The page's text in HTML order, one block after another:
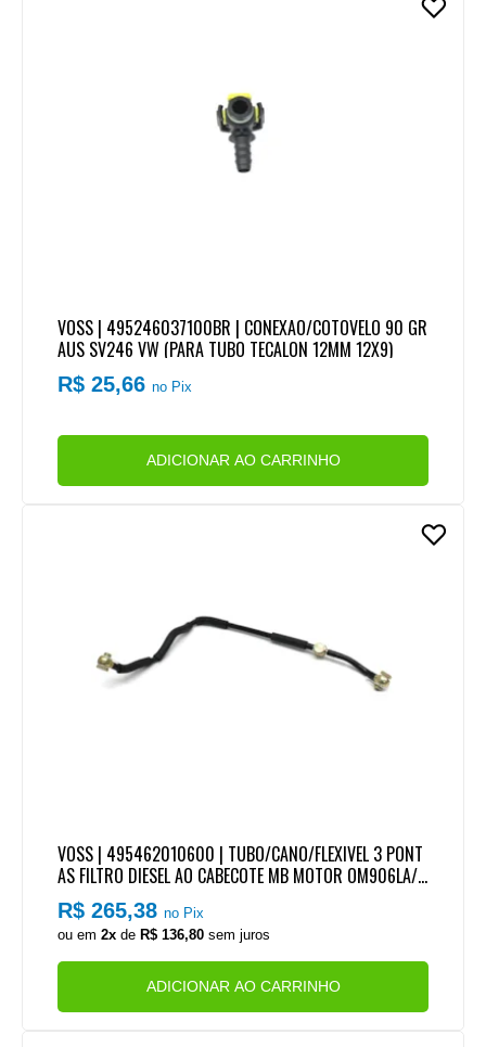
VOSS | 495246037100BR | CONEXAO/COTOVELO 90 GR
AUS SV246 VW (PARA TUBO TECALON 12MM 12X9)
R$ 25,66no Pix
ADICIONAR AO CARRINHO
VOSS | 495462010600 | TUBO/CANO/FLEXIVEL 3 PONT
AS FILTRO DIESEL AO CABECOTE MB MOTOR OM906LA/O
M926LA
R$ 265,38no Pix
ou em2x de R$ 136,80 sem juros
ADICIONAR AO CARRINHO